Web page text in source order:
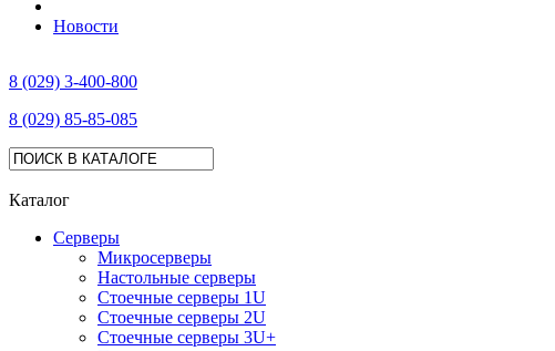
Новости
8 (029) 3-400-800
8 (029) 85-85-085
Каталог
Серверы
Микросерверы
Настольные серверы
Стоечные серверы 1U
Стоечные серверы 2U
Стоечные серверы 3U+